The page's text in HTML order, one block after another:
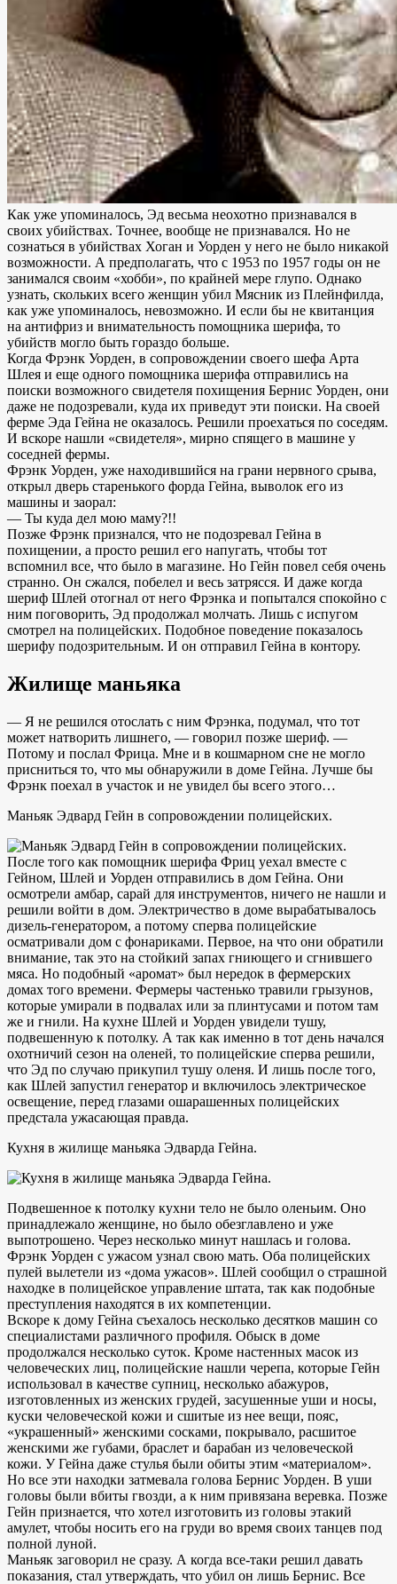
Как уже упоминалось, Эд весьма неохотно признавался в
своих убийствах. Точнее, вообще не признавался. Но не
сознаться в убийствах Хоган и Уорден у него не было никакой
возможности. А предполагать, что с 1953 по 1957 годы он не
занимался своим «хобби», по крайней мере глупо. Однако
узнать, скольких всего женщин убил Мясник из Плейнфилда,
как уже упоминалось, невозможно. И если бы не квитанция
на антифриз и внимательность помощника шерифа, то
убийств могло быть гораздо больше.
Когда Фрэнк Уорден, в сопровождении своего шефа Арта
Шлея и еще одного помощника шерифа отправились на
поиски возможного свидетеля похищения Бернис Уорден, они
даже не подозревали, куда их приведут эти поиски. На своей
ферме Эда Гейна не оказалось. Решили проехаться по соседям.
И вскоре нашли «свидетеля», мирно спящего в машине у
соседней фермы.
Фрэнк Уорден, уже находившийся на грани нервного срыва,
открыл дверь старенького форда Гейна, выволок его из
машины и заорал:
— Ты куда дел мою маму?!!
Позже Фрэнк признался, что не подозревал Гейна в
похищении, а просто решил его напугать, чтобы тот
вспомнил все, что было в магазине. Но Гейн повел себя очень
странно. Он сжался, побелел и весь затрясся. И даже когда
шериф Шлей отогнал от него Фрэнка и попытался спокойно с
ним поговорить, Эд продолжал молчать. Лишь с испугом
смотрел на полицейских. Подобное поведение показалось
шерифу подозрительным. И он отправил Гейна в контору.
Жилище маньяка
— Я не решился отослать с ним Фрэнка, подумал, что тот
может натворить лишнего, — говорил позже шериф. —
Потому и послал Фрица. Мне и в кошмарном сне не могло
присниться то, что мы обнаружили в доме Гейна. Лучше бы
Фрэнк поехал в участок и не увидел бы всего этого…
Маньяк Эдвард Гейн в сопровождении полицейских.
После того как помощник шерифа Фриц уехал вместе с
Гейном, Шлей и Уорден отправились в дом Гейна. Они
осмотрели амбар, сарай для инструментов, ничего не нашли и
решили войти в дом. Электричество в доме вырабатывалось
дизель-генератором,­ а потому сперва полицейские
осматривали дом с фонариками. Первое, на что они обратили
внимание, так это на стойкий запах гниющего и сгнившего
мяса. Но подобный «аромат» был нередок в фермерских
домах того времени. Фермеры частенько травили грызунов,
которые умирали в подвалах или за плинтусами и потом там
же и гнили. На кухне Шлей и Уорден увидели тушу,
подвешенную к потолку. А так как именно в тот день начался
охотничий сезон на оленей, то полицейские сперва решили,
что Эд по случаю прикупил тушу оленя. И лишь после того,
как Шлей запустил генератор и включилось электрическое
освещение, перед глазами ошарашенных полицейских
предстала ужасающая правда.
Кухня в жилище маньяка Эдварда Гейна.
Подвешенное к потолку кухни тело не было оленьим. Оно
принадлежало женщине, но было обезглавлено и уже
выпотрошено. Через несколько минут нашлась и голова.
Фрэнк Уорден с ужасом узнал свою мать. Оба полицейских
пулей вылетели из «дома ужасов». Шлей сообщил о страшной
находке в полицейское управление штата, так как подобные
преступления находятся в их компетенции.
Вскоре к дому Гейна съехалось несколько десятков машин со
специалистами различного профиля. Обыск в доме
продолжался несколько суток. Кроме настенных масок из
человеческих лиц, полицейские нашли черепа, которые Гейн
использовал в качестве супниц, несколько абажуров,
изготовленных из женских грудей, засушенные уши и носы,
куски человеческой кожи и сшитые из нее вещи, пояс,
«украшенный» женскими сосками, покрывало, расшитое
женскими же губами, браслет и барабан из человеческой
кожи. У Гейна даже стулья были обиты этим «материалом».
Но все эти находки затмевала голова Бернис Уорден. В уши
головы были вбиты гвозди, а к ним привязана веревка. Позже
Гейн признается, что хотел изготовить из головы этакий
амулет, чтобы носить его на груди во время своих танцев под
полной луной.
Маньяк заговорил не сразу. А когда все-таки решил давать
показания, стал утверждать, что убил он лишь Бернис. Все